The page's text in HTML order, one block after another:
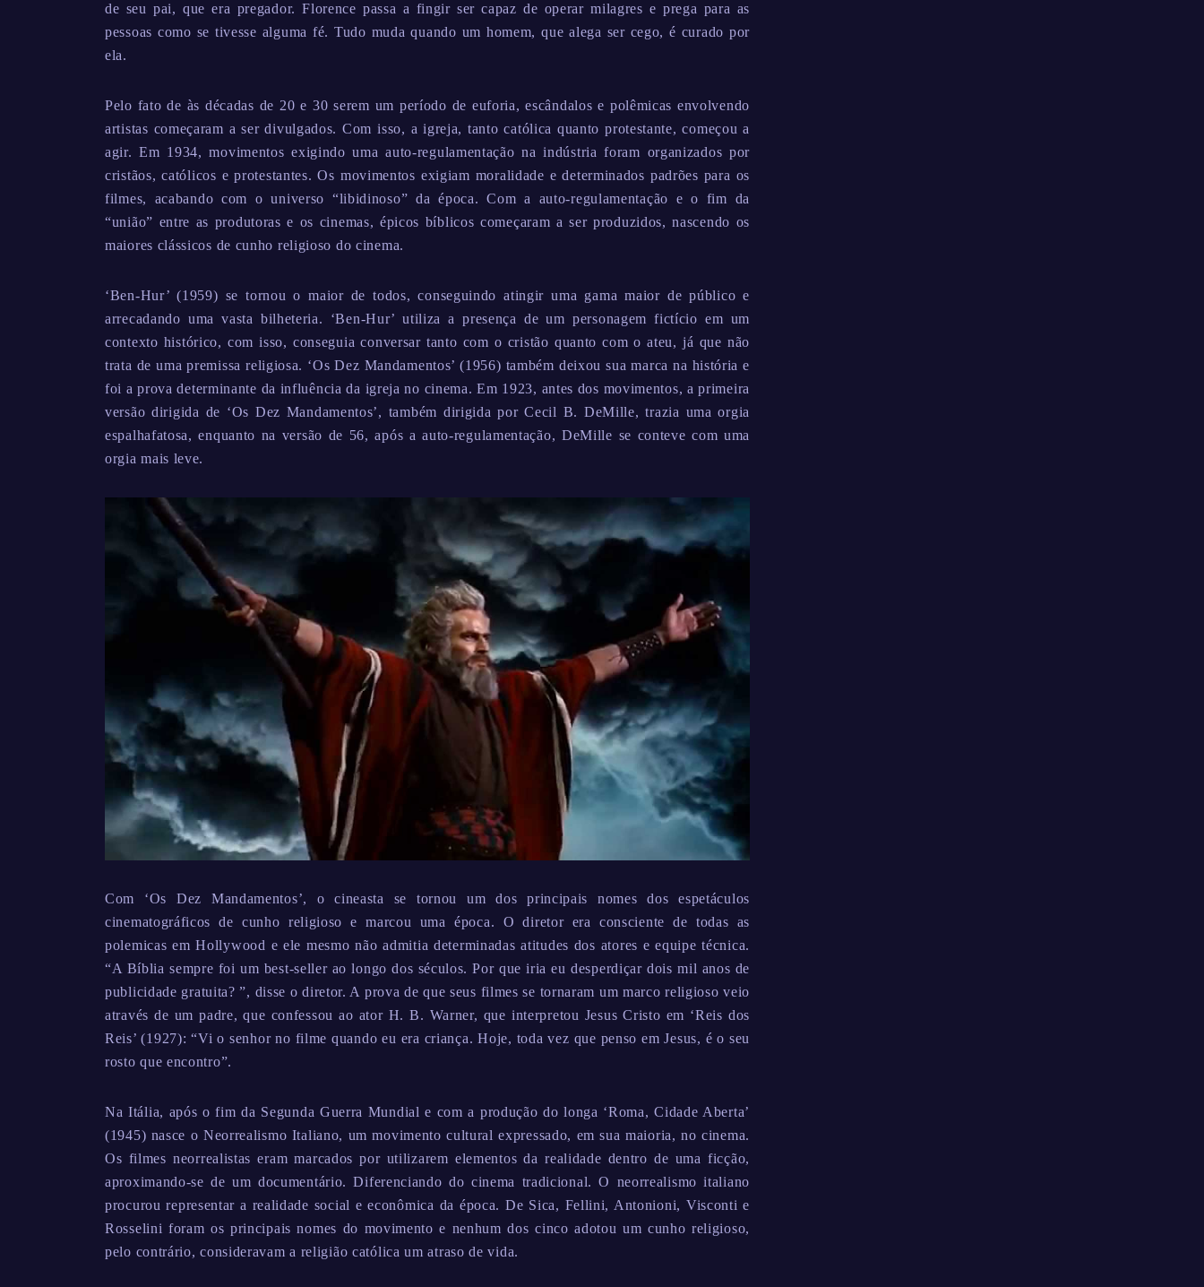
de seu pai, que era pregador. Florence passa a fingir ser capaz de operar milagres e prega para as
pessoas como se tivesse alguma fé. Tudo muda quando um homem, que alega ser cego, é curado por
ela.
Pelo fato de às décadas de 20 e 30 serem um período de euforia, escândalos e polêmicas envolvendo
artistas começaram a ser divulgados. Com isso, a igreja, tanto católica quanto protestante, começou a
agir. Em 1934, movimentos exigindo uma auto-regulamentação na indústria foram organizados por
cristãos, católicos e protestantes. Os movimentos exigiam moralidade e determinados padrões para os
filmes, acabando com o universo “libidinoso” da época. Com a auto-regulamentação e o fim da
“união” entre as produtoras e os cinemas, épicos bíblicos começaram a ser produzidos, nascendo os
maiores clássicos de cunho religioso do cinema.
‘Ben-Hur’ (1959) se tornou o maior de todos, conseguindo atingir uma gama maior de público e
arrecadando uma vasta bilheteria. ‘Ben-Hur’ utiliza a presença de um personagem fictício em um
contexto histórico, com isso, conseguia conversar tanto com o cristão quanto com o ateu, já que não
trata de uma premissa religiosa. ‘Os Dez Mandamentos’ (1956) também deixou sua marca na história e
foi a prova determinante da influência da igreja no cinema. Em 1923, antes dos movimentos, a primeira
versão dirigida de ‘Os Dez Mandamentos’, também dirigida por Cecil B. DeMille, trazia uma orgia
espalhafatosa, enquanto na versão de 56, após a auto-regulamentação, DeMille se conteve com uma
orgia mais leve.
Com ‘Os Dez Mandamentos’, o cineasta se tornou um dos principais nomes dos espetáculos
cinematográficos de cunho religioso e marcou uma época. O diretor era consciente de todas as
polemicas em Hollywood e ele mesmo não admitia determinadas atitudes dos atores e equipe técnica.
“A Bíblia sempre foi um best-seller ao longo dos séculos. Por que iria eu desperdiçar dois mil anos de
publicidade gratuita? ”, disse o diretor. A prova de que seus filmes se tornaram um marco religioso veio
através de um padre, que confessou ao ator H. B. Warner, que interpretou Jesus Cristo em ‘Reis dos
Reis’ (1927): “Vi o senhor no filme quando eu era criança. Hoje, toda vez que penso em Jesus, é o seu
rosto que encontro”.
Na Itália, após o fim da Segunda Guerra Mundial e com a produção do longa ‘Roma, Cidade Aberta’
(1945) nasce o Neorrealismo Italiano, um movimento cultural expressado, em sua maioria, no cinema.
Os filmes neorrealistas eram marcados por utilizarem elementos da realidade dentro de uma ficção,
aproximando-se de um documentário. Diferenciando do cinema tradicional. O neorrealismo italiano
procurou representar a realidade social e econômica da época. De Sica, Fellini, Antonioni, Visconti e
Rosselini foram os principais nomes do movimento e nenhum dos cinco adotou um cunho religioso,
pelo contrário, consideravam a religião católica um atraso de vida.